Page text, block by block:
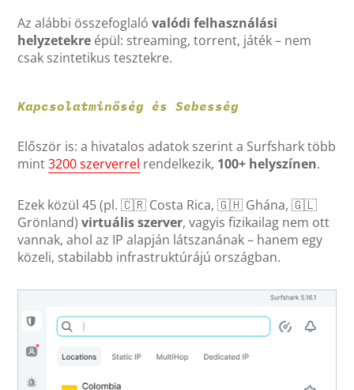
Az alábbi összefoglalóvalódi felhasználási
helyzetekre épül: streaming, torrent, játék – nem
csak szintetikus tesztekre.
Kapcsolatminőség és Sebesség
Először is: a hivatalos adatok szerint a Surfshark több
mint3200 szerverrel rendelkezik, 100+ helyszínen.
Ezek közül 45 (pl. 🇨🇷 Costa Rica, 🇬🇭 Ghána, 🇬🇱
Grönland)virtuális szerver, vagyis fizikailag nem ott
vannak, ahol az IP alapján látszanának – hanem egy
közeli, stabilabb infrastruktúrájú országban.